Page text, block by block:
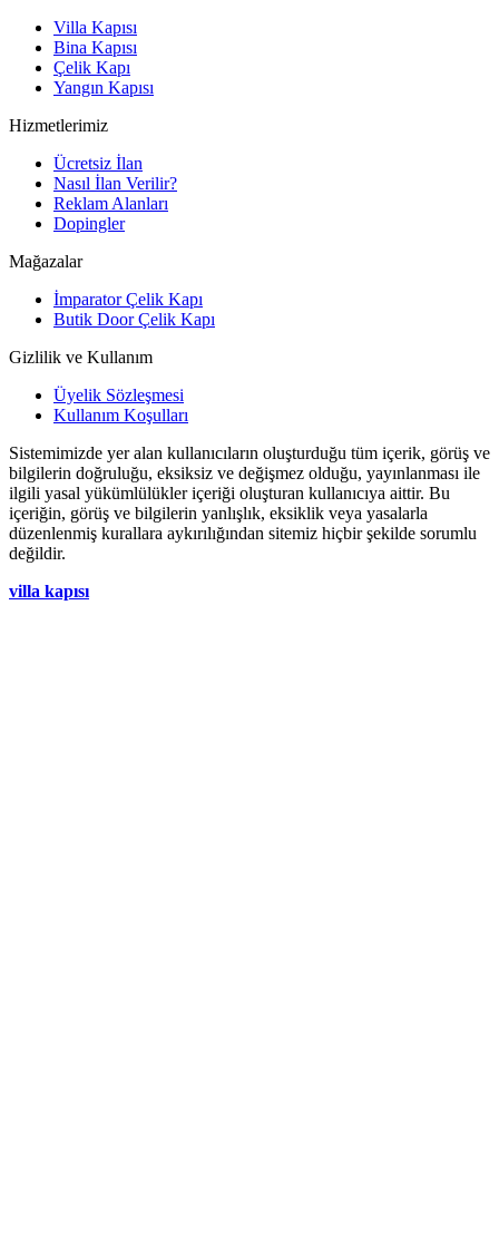
Villa Kapısı
Bina Kapısı
Çelik Kapı
Yangın Kapısı
Hizmetlerimiz
Ücretsiz İlan
Nasıl İlan Verilir?
Reklam Alanları
Dopingler
Mağazalar
İmparator Çelik Kapı
Butik Door Çelik Kapı
Gizlilik ve Kullanım
Üyelik Sözleşmesi
Kullanım Koşulları
Sistemimizde yer alan kullanıcıların oluşturduğu tüm içerik, görüş ve
bilgilerin doğruluğu, eksiksiz ve değişmez olduğu, yayınlanması ile
ilgili yasal yükümlülükler içeriği oluşturan kullanıcıya aittir. Bu
içeriğin, görüş ve bilgilerin yanlışlık, eksiklik veya yasalarla
düzenlenmiş kurallara aykırılığından sitemiz hiçbir şekilde sorumlu
değildir.
villa kapısı